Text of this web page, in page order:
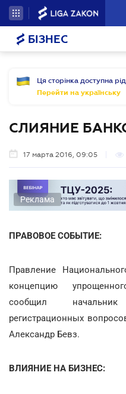
БІЗНЕС
Ця сторінка доступна
Перейти на українську
СЛИЯНИЕ
17 марта 2016, 09:05
Реклама
ПРАВОВОЕ СОБЫТИЕ:
Правление
концепцию
сообщил
регистрационных
Александр Бевз.
ВЛИЯНИЕ НА БИЗНЕС: